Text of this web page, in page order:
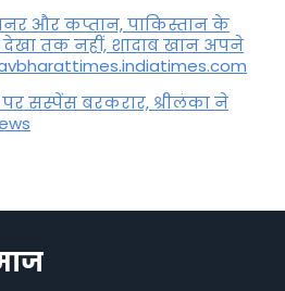
और कप्तान, पाकिस्तान के
तक नहीं, शादाब खान अपने
सस्पेंस बरकरार, श्रीलंका ने